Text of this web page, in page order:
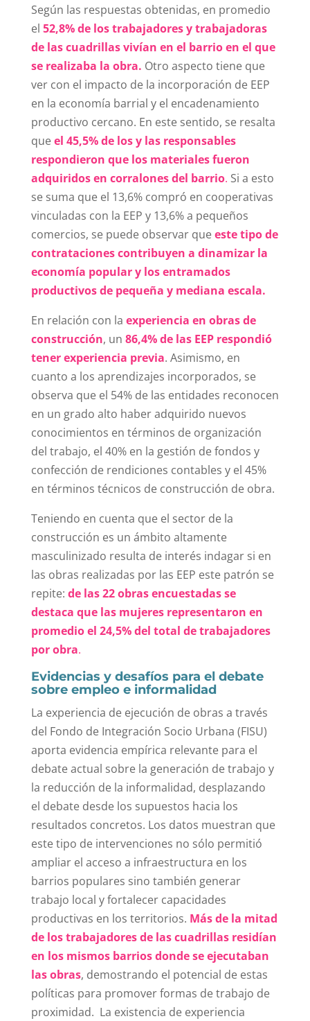
Según las respuestas obtenidas, en promedio
el 52,8% de los trabajadores y trabajadoras
de las cuadrillas vivían en el barrio en el que
se realizaba la obra. Otro aspecto tiene que
ver con el impacto de la incorporación de EEP
en la economía barrial y el encadenamiento
productivo cercano. En este sentido, se resalta
queel 45,5% de los y las responsables
respondieron que los materiales fueron
adquiridos en corralones del barrio. Si a esto
se suma que el 13,6% compró en cooperativas
vinculadas con la EEP y 13,6% a pequeños
comercios, se puede observar queeste tipo de
contrataciones contribuyen a dinamizar la
economía popular y los entramados
productivos de pequeña y mediana escala.
En relación con la experiencia en obras de
construcción, un 86,4% de las EEP respondió
tener experiencia previa. Asimismo, en
cuanto a los aprendizajes incorporados, se
observa que el 54% de las entidades reconocen
en un grado alto haber adquirido nuevos
conocimientos en términos de organización
del trabajo, el 40% en la gestión de fondos y
confección de rendiciones contables y el 45%
en términos técnicos de construcción de obra.
Teniendo en cuenta que el sector de la
construcción es un ámbito altamente
masculinizado resulta de interés indagar si en
las obras realizadas por las EEP este patrón se
repite: de las 22 obras encuestadas se
destaca que las mujeres representaron en
promedio el 24,5% del total de trabajadores
por obra.
Evidencias y desafíos para el debate
sobre empleo e informalidad
La experiencia de ejecución de obras a través
del Fondo de Integración Socio Urbana (FISU)
aporta evidencia empírica relevante para el
debate actual sobre la generación de trabajo y
la reducción de la informalidad, desplazando
el debate desde los supuestos hacia los
resultados concretos. Los datos muestran que
este tipo de intervenciones no sólo permitió
ampliar el acceso a infraestructura en los
barrios populares sino también generar
trabajo local y fortalecer capacidades
productivas en los territorios. Más de la mitad
de los trabajadores de las cuadrillas residían
en los mismos barrios donde se ejecutaban
las obras, demostrando el potencial de estas
políticas para promover formas de trabajo de
proximidad. La existencia de experiencia